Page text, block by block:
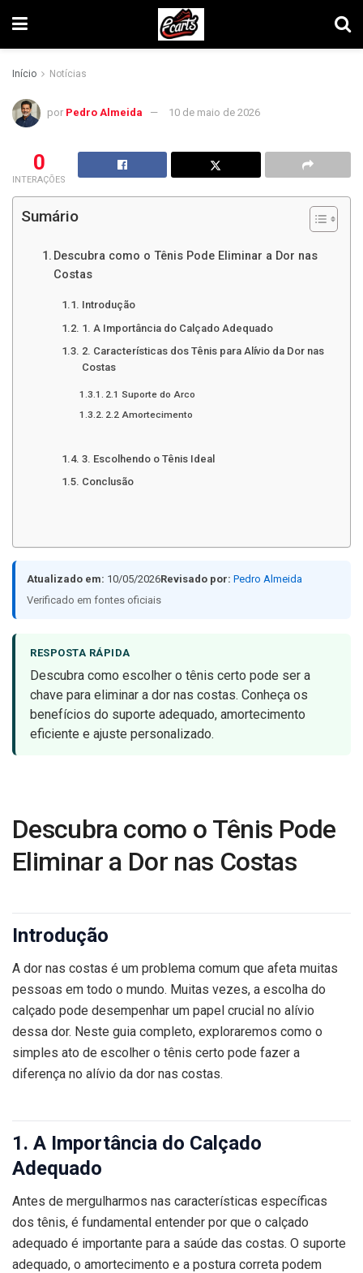
Início Notícias
por Pedro Almeida 10 de maio de 2026
0
INTERAÇÕES
Sumário
Descubra como o Tênis Pode Eliminar a Dor nas
Costas
Introdução
1. A Importância do Calçado Adequado
2. Características dos Tênis para Alívio da Dor nas
Costas
2.1 Suporte do Arco
2.2 Amortecimento
3. Escolhendo o Tênis Ideal
Conclusão
Atualizado em: 10/05/2026Revisado por: Pedro Almeida
Verificado em fontes oficiais
RESPOSTA RÁPIDA
Descubra como escolher o tênis certo pode ser a
chave para eliminar a dor nas costas. Conheça os
benefícios do suporte adequado, amortecimento
eficiente e ajuste personalizado.
Descubra como o Tênis Pode
Eliminar a Dor nas Costas
Introdução
A dor nas costas é um problema comum que afeta muitas
pessoas em todo o mundo. Muitas vezes, a escolha do
calçado pode desempenhar um papel crucial no alívio
dessa dor. Neste guia completo, exploraremos como o
simples ato de escolher o tênis certo pode fazer a
diferença no alívio da dor nas costas.
1. A Importância do Calçado
Adequado
Antes de mergulharmos nas características específicas
dos tênis, é fundamental entender por que o calçado
adequado é importante para a saúde das costas. O suporte
adequado, o amortecimento e a postura correta podem